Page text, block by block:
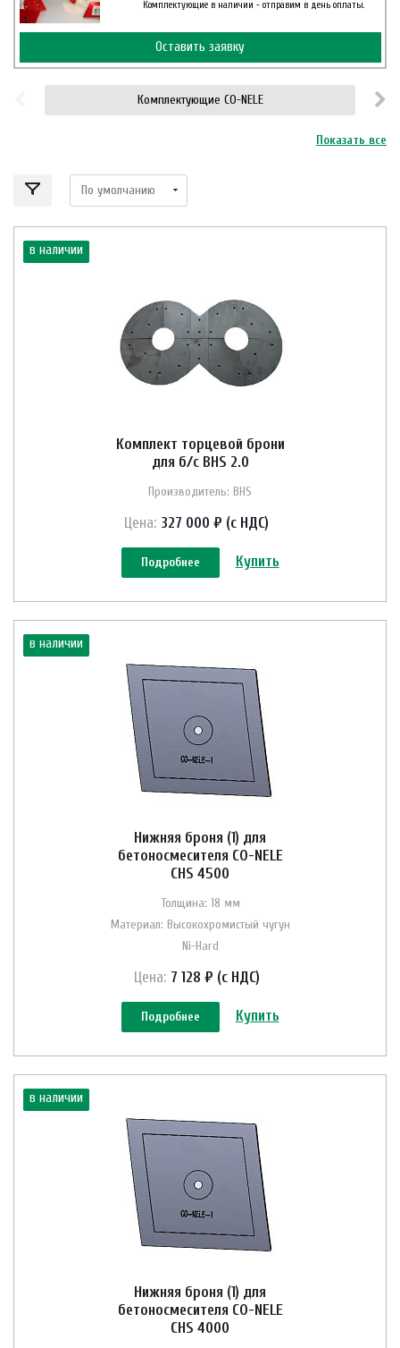
Комплектующие в наличии - отправим в день оплаты.
Оставить заявку
Комплектующие CO-NELE
Показать все
в наличии
Комплект торцевой брони
для б/c BHS 2.0
Производитель: BHS
Цена: 327 000 ₽ (с НДС)
Подробнее Купить
в наличии
Нижняя броня (1) для
бетоносмесителя CO-NELE
CHS 4500
Толщина: 18 мм
Материал: Высокохромистый чугун
Ni-Hard
Цена: 7 128 ₽ (с НДС)
Подробнее Купить
в наличии
Нижняя броня (1) для
бетоносмесителя CO-NELE
CHS 4000